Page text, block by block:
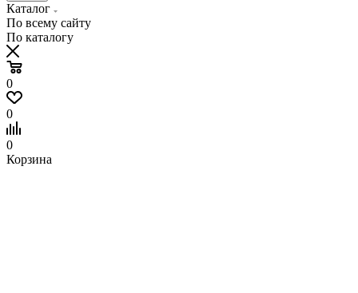
Каталог
По всему сайту
По каталогу
0
0
0
Корзина